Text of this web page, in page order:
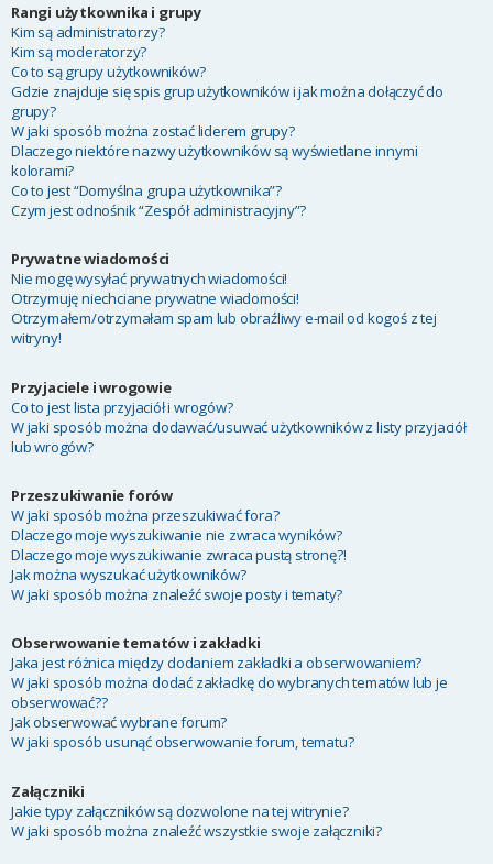
Rangi użytkownika i grupy
Kim są administratorzy?
Kim są moderatorzy?
Co to są grupy użytkowników?
Gdzie znajduje się spis grup użytkowników i jak można dołączyć do
grupy?
W jaki sposób można zostać liderem grupy?
Dlaczego niektóre nazwy użytkowników są wyświetlane innymi
kolorami?
Co to jest “Domyślna grupa użytkownika”?
Czym jest odnośnik “Zespół administracyjny”?
Prywatne wiadomości
Nie mogę wysyłać prywatnych wiadomości!
Otrzymuję niechciane prywatne wiadomości!
Otrzymałem/otrzymałam spam lub obraźliwy e-mail od kogoś z tej
witryny!
Przyjaciele i wrogowie
Co to jest lista przyjaciół i wrogów?
W jaki sposób można dodawać/usuwać użytkowników z listy przyjaciół
lub wrogów?
Przeszukiwanie forów
W jaki sposób można przeszukiwać fora?
Dlaczego moje wyszukiwanie nie zwraca wyników?
Dlaczego moje wyszukiwanie zwraca pustą stronę?!
Jak można wyszukać użytkowników?
W jaki sposób można znaleźć swoje posty i tematy?
Obserwowanie tematów i zakładki
Jaka jest różnica między dodaniem zakładki a obserwowaniem?
W jaki sposób można dodać zakładkę do wybranych tematów lub je
obserwować??
Jak obserwować wybrane forum?
W jaki sposób usunąć obserwowanie forum, tematu?
Załączniki
Jakie typy załączników są dozwolone na tej witrynie?
W jaki sposób można znaleźć wszystkie swoje załączniki?